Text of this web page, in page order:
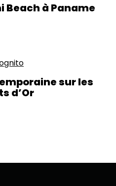
Beach à Paname
sur les
d’Or